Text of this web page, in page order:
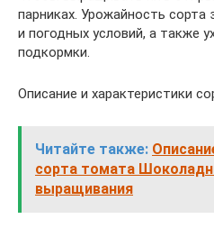
парниках. Урожайность сорта
и погодных условий, а также
подкормки.
Описание и характеристики
Читайте также:
сорта томата
выращивания